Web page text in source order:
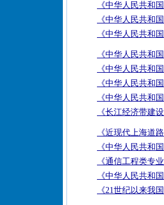
《中华人民共和
《中华人民共和
《中华人民共和
《中华人民共和
《中华人民共和
《中华人民共和
《中华人民共和
《长江经济带建
《近现代上海道
《中华人民共和
《通信工程类专
《中华人民共和
《21世纪以来我